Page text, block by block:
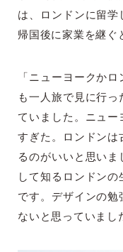
は、ロンドンに留学
帰国後に家業を継ぐ
「ニューヨークか
も一人旅で見に行
ていました。ニュー
すぎた。ロンドンは
るのがいいと思い
して知るロンドン
です。デザインの
ないと思っていまし